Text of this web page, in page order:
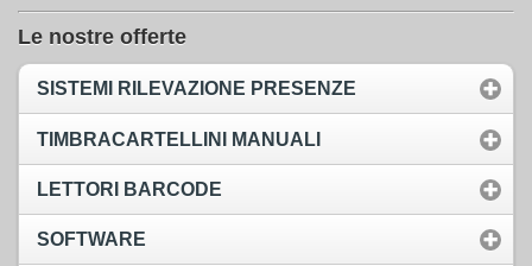
Le nostre offerte
SISTEMI RILEVAZIONE PRESENZE
TIMBRACARTELLINI MANUALI
LETTORI BARCODE
SOFTWARE